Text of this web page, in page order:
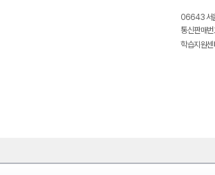
06643 서
통신판매
학습지원